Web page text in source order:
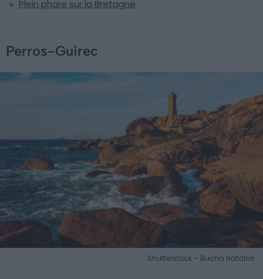
Plein phare sur la Bretagne
Perros-Guirec
Shutterstock – Bucha Natallia